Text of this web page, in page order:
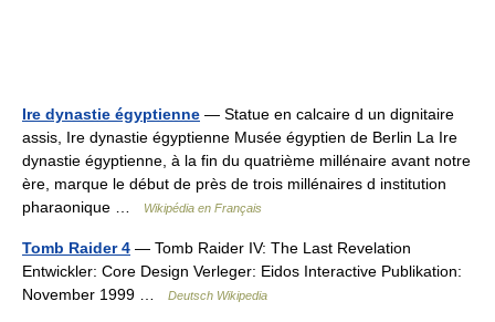
Ire dynastie égyptienne — Statue en calcaire d un dignitaire
assis, Ire dynastie égyptienne Musée égyptien de Berlin La Ire
dynastie égyptienne, à la fin du quatrième millénaire avant notre
ère, marque le début de près de trois millénaires d institution
pharaonique …
Wikipédia en Français
Tomb Raider 4 — Tomb Raider IV: The Last Revelation
Entwickler: Core Design Verleger: Eidos Interactive Publikation:
November 1999 …
Deutsch Wikipedia